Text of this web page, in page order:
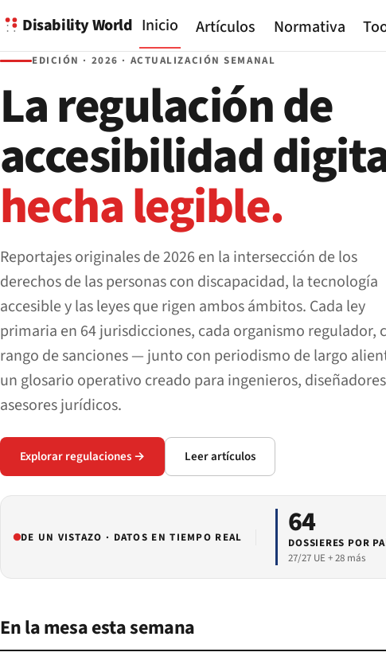
Disability World Inicio Artículos Normativa
EDICIÓN · 2026 · ACTUALIZACIÓN SEMANAL
La regulación de
accesibilidad
hecha legible.
Reportajes originales de 2026 en la intersección de los
derechos de las personas con discapacidad, la tecnología
accesible y las leyes que rigen ambos ámbitos. Cada ley
primaria en 64 jurisdicciones, cada organismo regulador,
rango de sanciones — junto con periodismo de largo
un glosario operativo creado para ingenieros,
asesores jurídicos.
Explorar regulaciones → Leer artículos
DE UN VISTAZO · DATOS EN TIEMPO REAL 64
DOSSIERES POR
27/27 UE + 28 más
En la mesa esta semana